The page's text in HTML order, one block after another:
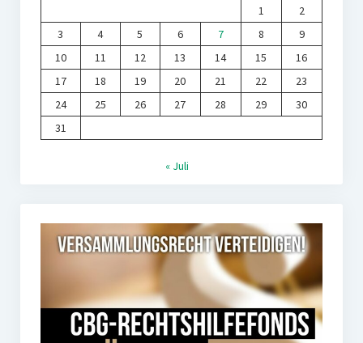
1
2
3
4 5 6 7 8
9
10
11 12 13 14 15
16
17
18 19 20 21 22
23
24
25 26 27 28 29
30
31
« Juli